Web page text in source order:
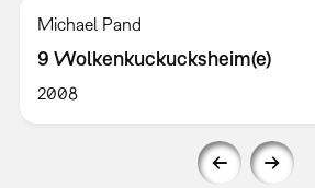
Michael Pand
9 Wolkenkuckucksheim(e)
2008